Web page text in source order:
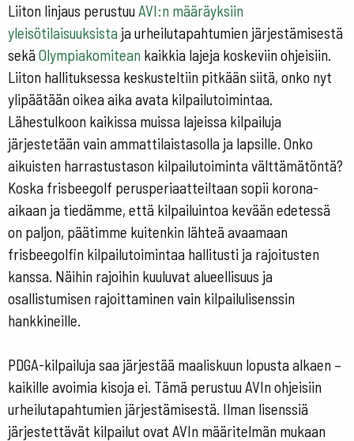
Liiton linjaus perustuu AVI:n määräyksiin
yleisötilaisuuksista ja urheilutapahtumien järjestämisestä
sekä Olympiakomitean kaikkia lajeja koskeviin ohjeisiin.
Liiton hallituksessa keskusteltiin pitkään siitä, onko nyt
ylipäätään oikea aika avata kilpailutoimintaa.
Lähestulkoon kaikissa muissa lajeissa kilpailuja
järjestetään vain ammattilaistasolla ja lapsille. Onko
aikuisten harrastustason kilpailutoiminta välttämätöntä?
Koska frisbeegolf perusperiaatteiltaan sopii korona-
aikaan ja tiedämme, että kilpailuintoa kevään edetessä
on paljon, päätimme kuitenkin lähteä avaamaan
frisbeegolfin kilpailutoimintaa hallitusti ja rajoitusten
kanssa. Näihin rajoihin kuuluvat alueellisuus ja
osallistumisen rajoittaminen vain kilpailulisenssin
hankkineille.
PDGA-kilpailuja saa järjestää maaliskuun lopusta alkaen –
kaikille avoimia kisoja ei. Tämä perustuu AVIn ohjeisiin
urheilutapahtumien järjestämisestä. Ilman lisenssiä
järjestettävät kilpailut ovat AVIn määritelmän mukaan